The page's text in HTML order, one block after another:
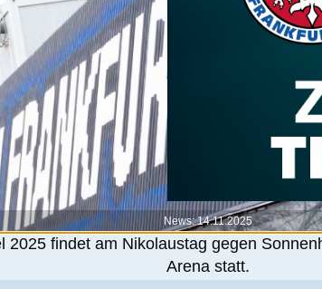
News: 14.11.2025
2025 findet am Nikolaustag gegen
Arena statt.